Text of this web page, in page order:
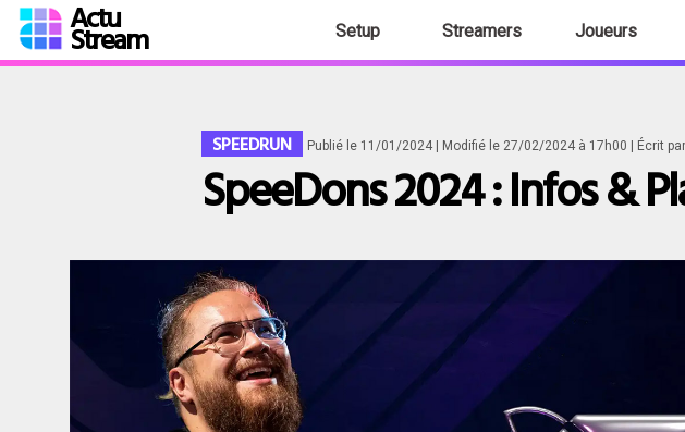
Actu
Stream Setup Streamers Joueurs
SPEEDRUN Publié le 11/01/2024 | Modifié le 27/02/2024 à 17h00 | Écrit
SpeeDons 2024 : Infos &